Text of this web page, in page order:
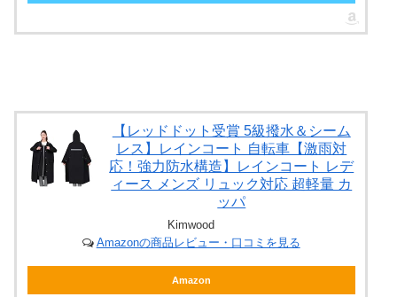
【レッドドット受賞 5級撥水＆シーム
レス】レインコート 自転車【激雨対
応！強力防水構造】レインコート レデ
ィース メンズ リュック対応 超軽量 カ
ッパ
Kimwood
Amazonの商品レビュー・口コミを見る
Amazon